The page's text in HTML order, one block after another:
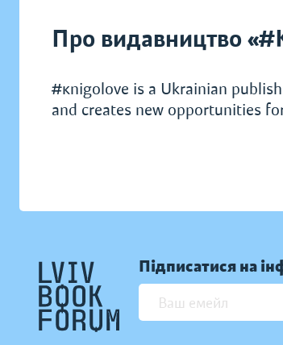
Про видавництво
#кnigolove is a Ukrainian
and creates new opportunities
Підписатися на